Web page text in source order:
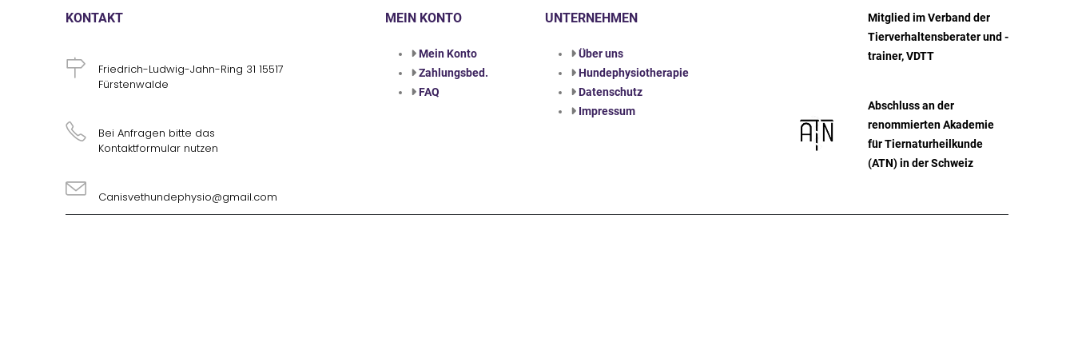
KONTAKT
Friedrich-Ludwig-Jahn-Ring 31 15517
Fürstenwalde
Bei Anfragen bitte das
Kontaktformular nutzen
Canisvethundephysio@gmail.com
MEIN KONTO
Mein Konto
Zahlungsbed.
FAQ
UNTERNEHMEN
Über uns
Hundephysiotherapie
Datenschutz
Impressum
Mitglied im Verband der
Tierverhaltensberater und -
trainer, VDTT
Abschluss an der
renommierten Akademie
für Tiernaturheilkunde
(ATN) in der Schweiz